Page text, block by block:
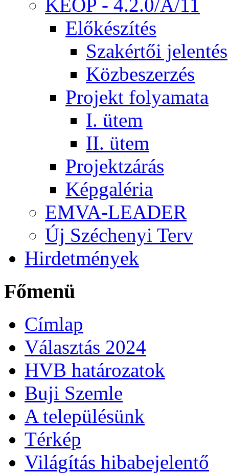
KEOP - 4.2.0/A/11
Előkészítés
Szakértői jelentés
Közbeszerzés
Projekt folyamata
I. ütem
II. ütem
Projektzárás
Képgaléria
EMVA-LEADER
Új Széchenyi Terv
Hirdetmények
Főmenü
Címlap
Választás 2024
HVB határozatok
Buji Szemle
A településünk
Térkép
Világítás hibabejelentő